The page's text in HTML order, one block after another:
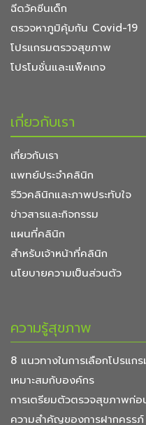
ฉีดวัคซีนเด็ก
ตรวจหาภูมิคุ้มกัน Covid-19
โปรแกรมตรวจสุขภาพ
โปรโมชั่นและแพ็คเกจ
เกี่ยวกับเรา
เกี่ยวกับเรา
แพทย์ประจำคลินิก
รีวิวคลินิกและภาพประทับใจ
ข่าวสารและกิจกรรม
แผนที่คลินิก
สำหรับเจ้าหน้าที่คลินิก
นโยบายความเป็นส่วนตัว
ความรู้สุขภาพ
8 แนวทางในการเลือกโปรแก
เหมาะสมกับองค์กร
การเตรียมตัวตรวจสุขภาพก่อ
ความสำคัญของการฝากครรภ์